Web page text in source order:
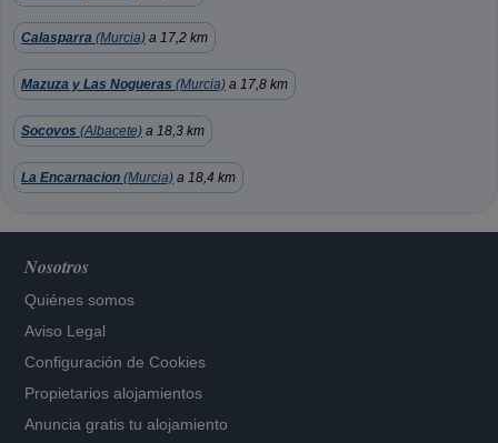
Calasparra (Murcia) a 17,2 km
Mazuza y Las Nogueras (Murcia) a 17,8 km
Socovos (Albacete) a 18,3 km
La Encarnacion (Murcia) a 18,4 km
Nosotros
Quiénes somos
Aviso Legal
Configuración de Cookies
Propietarios alojamientos
Anuncia gratis tu alojamiento